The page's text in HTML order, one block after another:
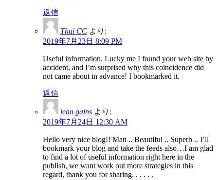
返信
Thai CC より:
2019年7月23日 8:09 PM
Useful information. Lucky me I found your web site by
accident, and I’m surprised why this coincidence did
not came about in advance! I bookmarked it.
返信
lean gains より:
2019年7月24日 12:30 AM
Hello very nice blog!! Man .. Beautiful .. Superb .. I’ll
bookmark your blog and take the feeds also…I am glad
to find a lot of useful information right here in the
publish, we want work out more strategies in this
regard, thank you for sharing. . . . . .